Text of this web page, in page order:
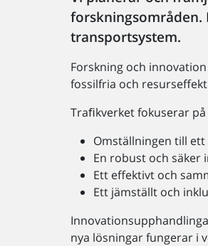
transportsystem.
Forskning och
fossilfria och
Traﬁkverket fokuserar
Omställningen till
En robust och
Ett effektivt och
Ett jämställt och
nya lösningar fungerar i